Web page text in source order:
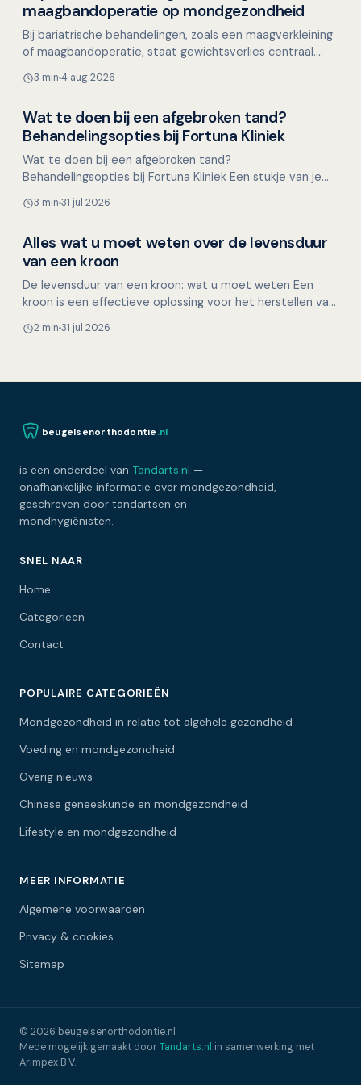
Mondgezondheid in relatie tot algehele gezondheid
maagbandoperatie op mondgezondheid
Bij bariatrische behandelingen, zoals een maagverkleining
of maagbandoperatie, staat gewichtsverlies centraal.
3 min 4 aug 2026
Overig nieuws
Wat te doen bij een afgebroken tand?
Behandelingsopties bij Fortuna Kliniek
Wat te doen bij een afgebroken tand?
Behandelingsopties bij Fortuna Kliniek Een stukje van je
tijdens het et…
3 min 31 jul 2026
Overig nieuws
Alles wat u moet weten over de levensduur
van een kroon
De levensduur van een kroon: wat u moet weten Een
kroon is een effectieve oplossing voor het herstellen van
2 min 31 jul 2026
beugelsenorthodontie .nl
is een onderdeel van Tandarts.nl —
onafhankelijke informatie over mondgezondheid,
geschreven door tandartsen en
mondhygiënisten.
SNEL NAAR
Home
Categorieën
Contact
POPULAIRE CATEGORIEËN
Mondgezondheid in relatie tot algehele gezondheid
Voeding en mondgezondheid
Overig nieuws
Chinese geneeskunde en mondgezondheid
Lifestyle en mondgezondheid
MEER INFORMATIE
Algemene voorwaarden
Privacy & cookies
Sitemap
© 2026 beugelsenorthodontie.nl
Mede mogelijk gemaakt doorTandarts.nl in samenwerking met
Arimpex B.V.